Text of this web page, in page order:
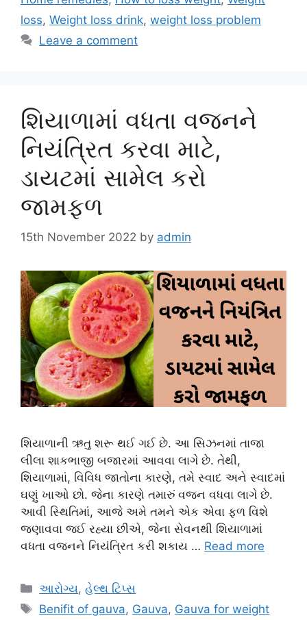
loss, Weight loss drink, weight loss problem
Leave a comment
શિયાળામાં વધતા વજનને
નિયંત્રિત કરવા માટે,
ડાયટમાં સામેલ કરો
જામફળ
15th November 2022 by admin
શિયાળાની ઋતુ શરૂ થઈ ગઈ છે. આ સિઝનમાં તાજા
લીલા શાકભાજી બજારમાં આવવા લાગે છે. તેથી,
શિયાળામાં, વિવિધ જાતોના કારણે, તમે સ્વાદ અને સ્વાદમાં
ઘણું ખાઓ છો. જેના કારણે તમારું વજન વધવા લાગે છે.
આવી સ્થિતિમાં, આજે અમે તમને એક એવા ફળ વિશે
જણાવવા જઈ રહ્યા છીએ, જેના સેવનથી શિયાળામાં
વધતા વજનને નિયંત્રિત કરી શકાય … Read more
Categories
આરોગ્ય,હેલ્થ ટિપ્સ
Tags
Benifit of gauva, Gauva, Gauva for weight